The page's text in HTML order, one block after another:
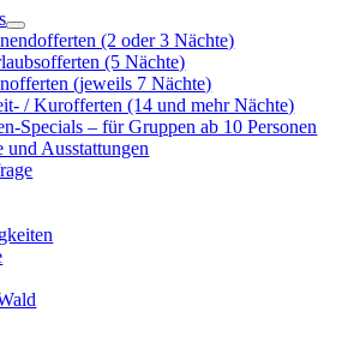
(2 oder 3 Nächte)
(5 Nächte)
(jeweils 7 Nächte)
/ Kurofferten (14 und mehr Nächte)
Specials – für Gruppen ab 10 Personen
und Ausstattungen